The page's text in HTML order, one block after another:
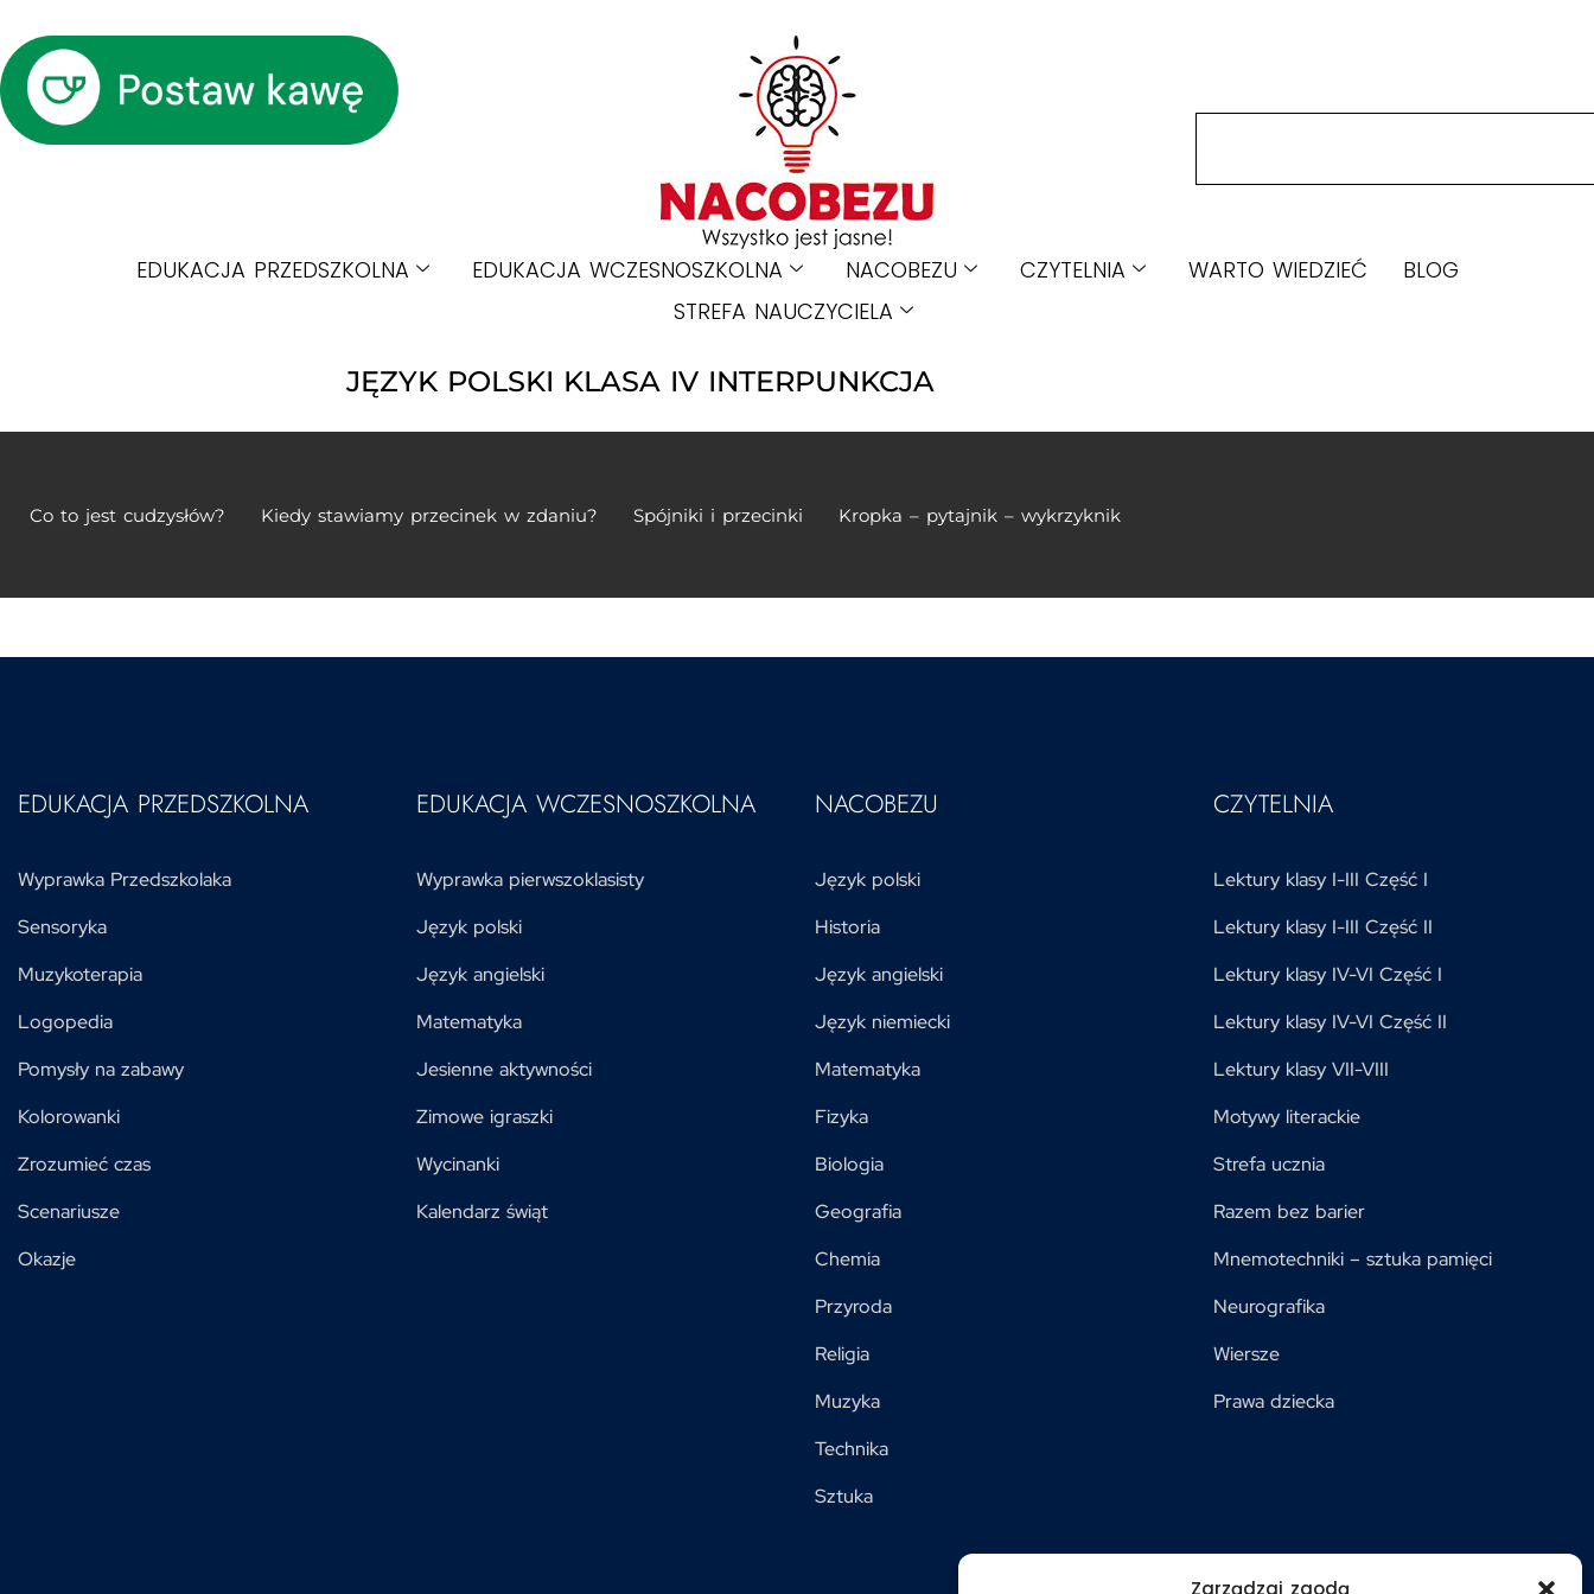
Zarządzaj zgodą
EDUKACJA PRZEDSZKOLNA EDUKACJA WCZESNOSZKOLNA NACOBEZU CZYTELNIA WARTO WIEDZIEĆ
BLOG
STREFA NAUCZYCIELA
JĘZYK POLSKI KLASA IV INTERPUNKCJA
Co to jest cudzysłów? Kiedy stawiamy przecinek w zdaniu? Spójniki i przecinki Kropka – pytajnik – wykrzyknik
EDUKACJA PRZEDSZKOLNA
Wyprawka Przedszkolaka
Sensoryka
Muzykoterapia
Logopedia
Pomysły na zabawy
Kolorowanki
Zrozumieć czas
Scenariusze
Okazje
EDUKACJA WCZESNOSZKOLNA
Wyprawka pierwszoklasisty
Język polski
Język angielski
Matematyka
Jesienne aktywności
Zimowe igraszki
Wycinanki
Kalendarz świąt
NACOBEZU
Język polski
Historia
Język angielski
Język niemiecki
Matematyka
Fizyka
Biologia
Geografia
Chemia
Przyroda
Religia
Muzyka
Technika
Sztuka
CZYTELNIA
Lektury klasy I-III Część I
Lektury klasy I-III Część II
Lektury klasy IV-VI Część I
Lektury klasy IV-VI Część II
Lektury klasy VII-VIII
Motywy literackie
Strefa ucznia
Razem bez barier
Mnemotechniki – sztuka pamięci
Neurografika
Wiersze
Prawa dziecka